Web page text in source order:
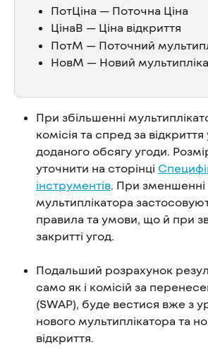
ПотЦіна — Поточна Ціна
ЦінаВ — Ціна відкриття
ПотМ — Поточний
НовМ — Новий
При збільшенні
комісія та спред за відкриття
доданого обсягу угоди.
уточнити на сторінці
інструментів. При зменшенні
мультиплікатора
правила та умови, що й при
закритті угод.
Подальший розрахунок
само як і комісій за
(SWAP), буде вестися вже з
нового мультиплікатора та
відкриття.